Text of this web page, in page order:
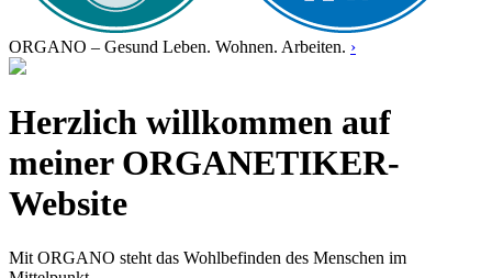
ORGANO – Gesund Leben. Wohnen. Arbeiten. ›
Herzlich willkommen auf
meiner ORGANETIKER-
Website
Mit ORGANO steht das Wohlbefinden des Menschen im